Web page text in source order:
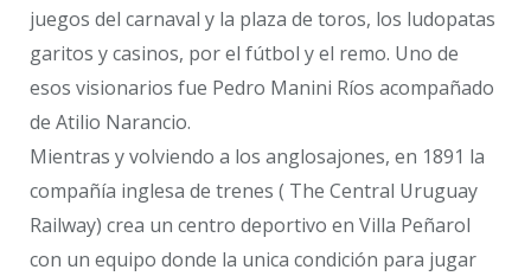
juegos del carnaval y la plaza de toros, los ludopatas
garitos y casinos, por el fútbol y el remo. Uno de
esos visionarios fue Pedro Manini Ríos acompañado
de Atilio Narancio.
Mientras y volviendo a los anglosajones, en 1891 la
compañía inglesa de trenes ( The Central Uruguay
Railway) crea un centro deportivo en Villa Peñarol
con un equipo donde la unica condición para jugar